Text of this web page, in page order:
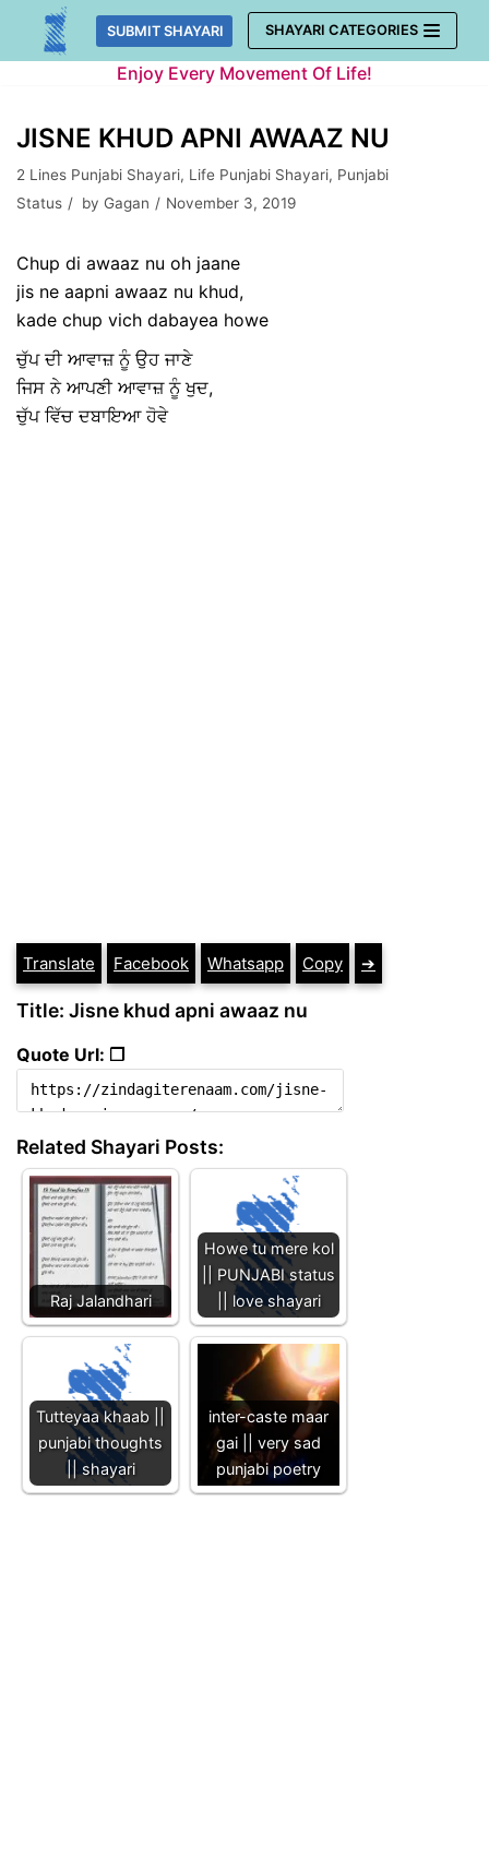
Skip
SUBMIT SHAYARI SHAYARI CATEGORIES
Enjoy Every Movement Of Life!
JISNE KHUD APNI AWAAZ NU
2 Lines Punjabi Shayari, Life Punjabi Shayari, Punjabi
Status
by Gagan November 3, 2019
Chup di awaaz nu oh jaane
jis ne aapni awaaz nu khud,
kade chup vich dabayea howe
ਚੁੱਪ ਦੀ ਆਵਾਜ਼ ਨੂੰ ਉਹ ਜਾਣੇ
ਜਿਸ ਨੇ ਆਪਣੀ ਆਵਾਜ਼ ਨੂੰ ਖੁਦ,
ਚੁੱਪ ਵਿੱਚ ਦਬਾਇਆ ਹੋਵੇ
Translate Facebook Whatsapp Copy ➔
Title: Jisne khud apni awaaz nu
Quote Url: ❐
Related Shayari Posts:
Raj Jalandhari
Howe tu mere kol
|| PUNJABI status
|| love shayari
Tutteyaa khaab ||
punjabi thoughts
|| shayari
inter-caste maar
gai || very sad
punjabi poetry